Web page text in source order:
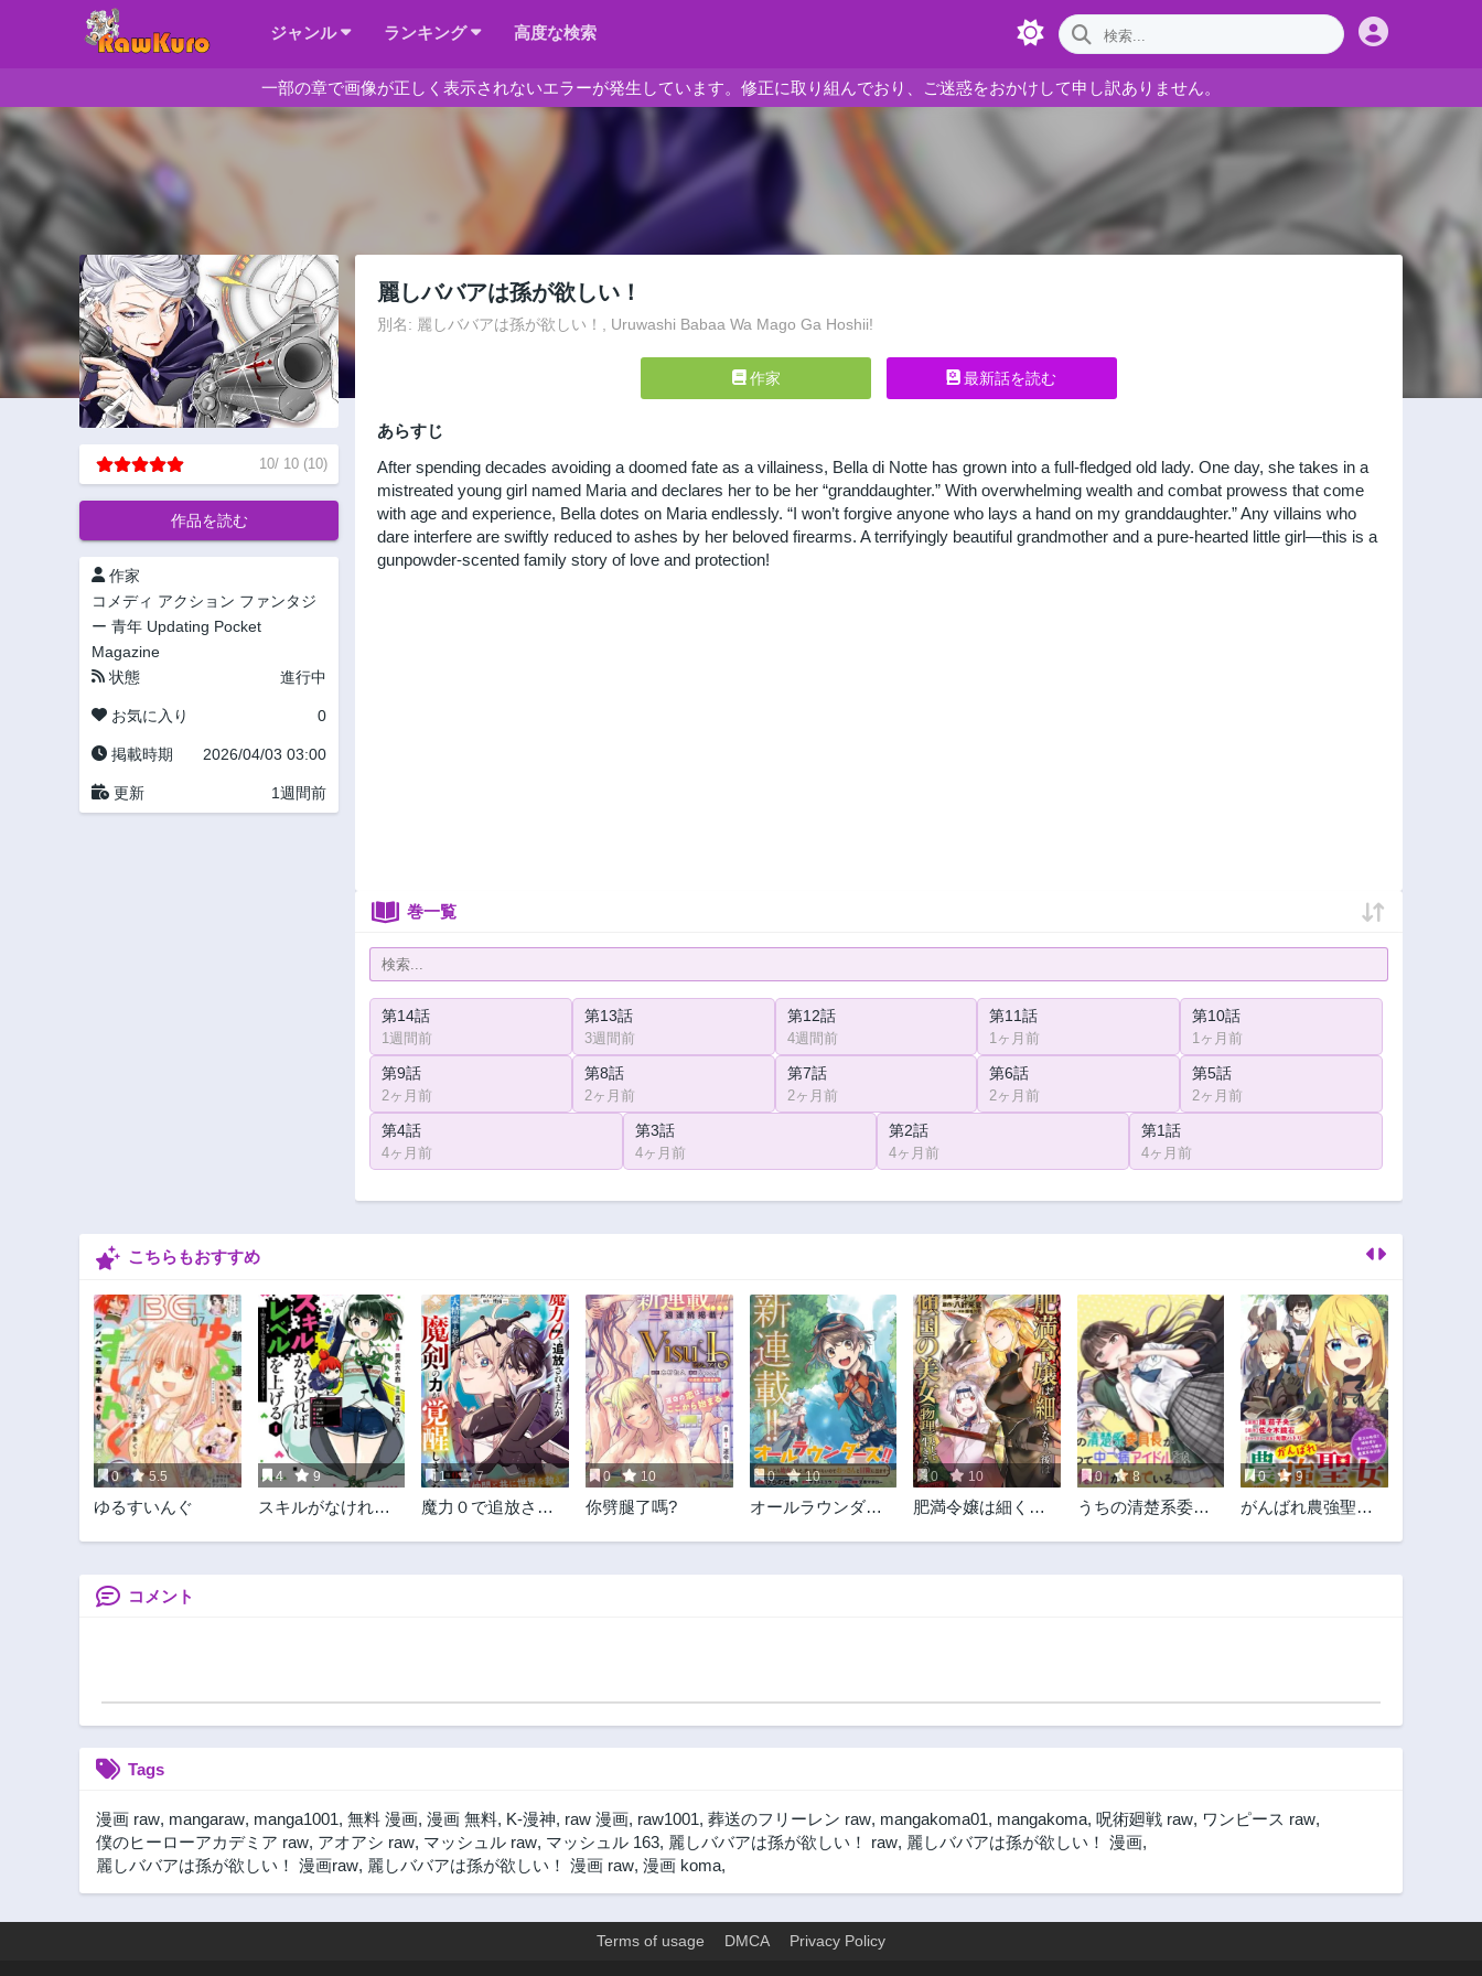
ジャンル ランキング 高度な検索
一部の章で画像が正しく表示されないエラーが発生しています。修正に取り組んでおり、ご迷惑をおかけして申し訳ありません。
10/ 10 (10)
作品を読む
作家
コメディ アクション ファンタジ
ー 青年 Updating Pocket
Magazine
状態
進行中
お気に入り 0
掲載時期 2026/04/03 03:00
更新 1週間前
麗しババアは孫が欲しい！
別名: 麗しババアは孫が欲しい！, Uruwashi Babaa Wa Mago Ga Hoshii!
作家 最新話を読む
あらすじ
After spending decades avoiding a doomed fate as a villainess, Bella di Notte has grown into a full-fledged old lady. One day, she takes in a
mistreated young girl named Maria and declares her to be her “granddaughter.” With overwhelming wealth and combat prowess that come
with age and experience, Bella dotes on Maria endlessly. “I won’t forgive anyone who lays a hand on my granddaughter.” Any villains who
dare interfere are swiftly reduced to ashes by her beloved firearms. A terrifyingly beautiful grandmother and a pure-hearted little girl—this is a
gunpowder-scented family story of love and protection!
巻一覧
第14話
1週間前
第13話
3週間前
第12話
4週間前
第11話
1ヶ月前
第10話
1ヶ月前
第9話
2ヶ月前
第8話
2ヶ月前
第7話
2ヶ月前
第6話
2ヶ月前
第5話
2ヶ月前
第4話
4ヶ月前
第3話
4ヶ月前
第2話
4ヶ月前
第1話
4ヶ月前
こちらもおすすめ
0 5.5
ゆるすいんぐ
4 9
スキルがなければ
世界でレベル800万
1 7
魔力０で追放され
が覚醒しました
0 10
你劈腿了嗎?
0 10
オールラウンダー
づらいのでおっさ
0 10
肥満令嬢は細くな
るのみ@COMIC
0 8
うちの清楚系委員
とを俺だけが知っ
0 9
がんばれ農強聖女
嬢の農業革命日誌
コメント
Tags
漫画 raw, mangaraw, manga1001, 無料 漫画, 漫画 無料, K-漫神, raw 漫画, raw1001, 葬送のフリーレン raw, mangakoma01, mangakoma, 呪術廻戦 raw, ワンピース raw,
僕のヒーローアカデミア raw, アオアシ raw, マッシュル raw, マッシュル 163, 麗しババアは孫が欲しい！ raw, 麗しババアは孫が欲しい！ 漫画,
麗しババアは孫が欲しい！ 漫画raw, 麗しババアは孫が欲しい！ 漫画 raw, 漫画 koma,
Terms of usage DMCA Privacy Policy